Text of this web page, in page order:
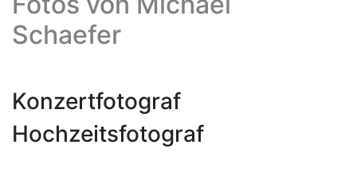
Schaefer
Konzertfotograf
Hochzeitsfotograf